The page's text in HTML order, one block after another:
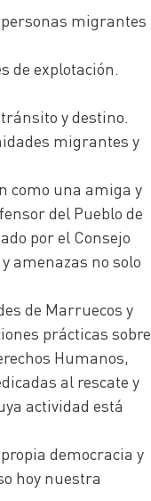
migrantes
de explotación.
y destino.
migrantes y
como una amiga y
del Pueblo de
por el Consejo
amenazas no solo
de Marruecos y
prácticas sobre
Humanos,
al rescate y
actividad está
democracia y
hoy nuestra